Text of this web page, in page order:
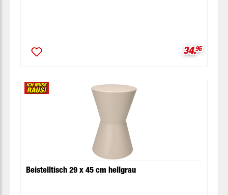
34.95
Beistelltisch 29 x 45 cm hellgrau